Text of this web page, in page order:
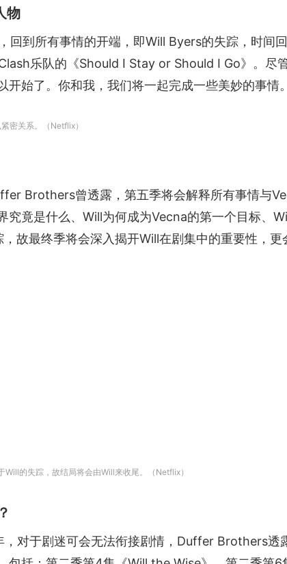
物
回到所有事情的开端，即Will Byers的失踪，时间
乐队的《Should I Stay or Should I Go》。尽
开始了。你和我，我们将一起完成一些美妙的事情
密关系。（Netflix）
Brothers曾透露，第五季将会解释所有事情与
究竟是什么、Will为何成为Vecna的第一个目标、
故最终季将会深入揭开Will在剧集中的重要性，
的失踪，故结局将会由Will来收尾。（Netflix）
对于剧迷可会无法衔接剧情，Duffer Brothers透